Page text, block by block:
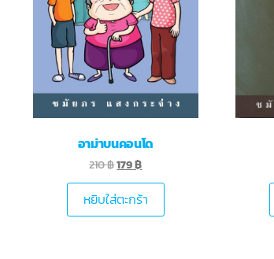
อาม่าบนคอนโด
210฿179฿
หยิบใส่ตะกร้า